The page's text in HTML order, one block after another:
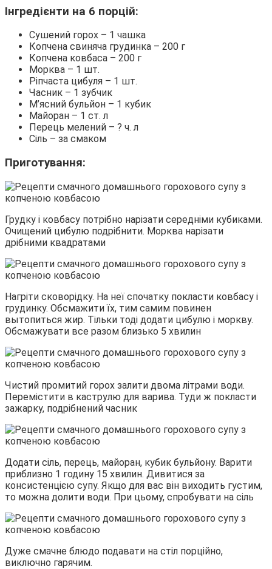
Інгредієнти на 6 порцій:
Сушений горох – 1 чашка
Копчена свиняча грудинка – 200 г
Копчена ковбаса – 200 г
Морква – 1 шт.
Ріпчаста цибуля – 1 шт.
Часник – 1 зубчик
М’ясний бульйон – 1 кубик
Майоран – 1 ст. л
Перець мелений – ? ч. л
Сіль – за смаком
Приготування:
Грудку і ковбасу потрібно нарізати середніми кубиками.
Очищений цибулю подрібнити. Морква нарізати
дрібними квадратами
Нагріти сковорідку. На неї спочатку покласти ковбасу і
грудинку. Обсмажити їх, тим самим повинен
вытопиться жир. Тільки тоді додати цибулю і моркву.
Обсмажувати все разом близько 5 хвилин
Чистий промитий горох залити двома літрами води.
Перемістити в каструлю для варива. Туди ж покласти
зажарку, подрібнений часник
Додати сіль, перець, майоран, кубик бульйону. Варити
приблизно 1 годину 15 хвилин. Дивитися за
консистенцією супу. Якщо для вас він виходить густим,
то можна долити води. При цьому, спробувати на сіль
Дуже смачне блюдо подавати на стіл порційно,
виключно гарячим.